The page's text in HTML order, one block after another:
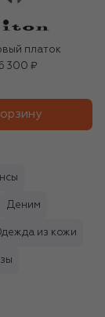
платок
300 ₽
Деним
из кожи